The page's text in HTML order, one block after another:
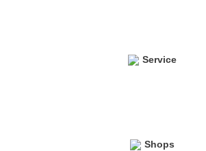
Service
Shops